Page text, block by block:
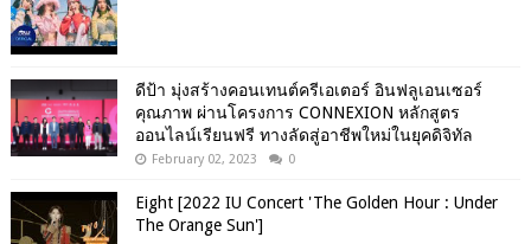
ดีป้า มุ่งสร้างคอนเทนต์ครีเอเตอร์ อินฟลูเอนเซอร์
คุณภาพ ผ่านโครงการ CONNEXION หลักสูตร
ออนไลน์เรียนฟรี ทางลัดสู่อาชีพใหม่ในยุคดิจิทัล
February 02, 2023 0
Eight [2022 IU Concert 'The Golden Hour : Under
The Orange Sun']